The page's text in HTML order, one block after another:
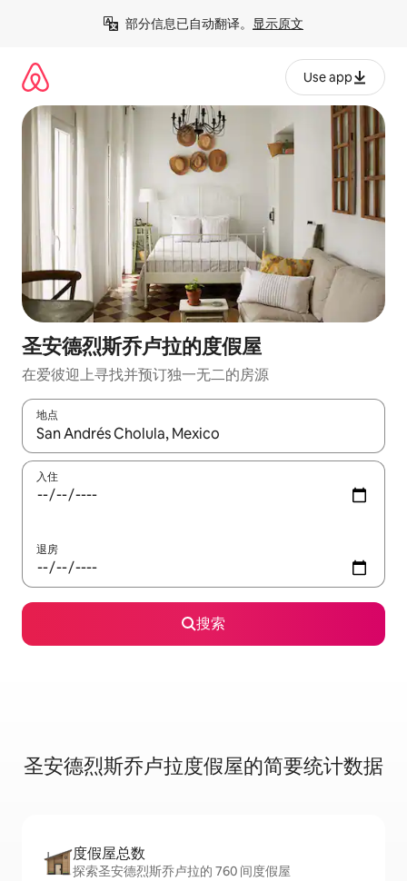
部分信息已自动翻译。 显示原文
Use app
圣安德烈斯乔卢拉的度假屋
在爱彼迎上寻找并预订独一无二的房源
地点
如有搜索结果，请使用上下方向键查看，或通过点击或滑动手势
入住
退房
搜索
圣安德烈斯乔卢拉度假屋的简要统计数据
度假屋总数
探索圣安德烈斯乔卢拉的 760 间度假屋